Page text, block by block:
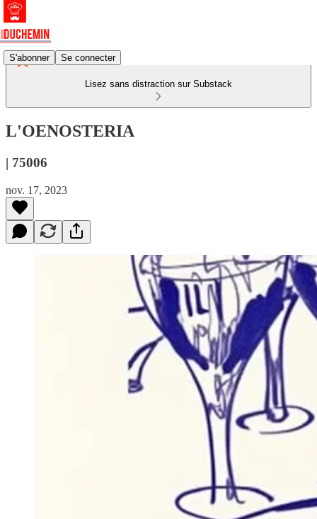
S'abonner Se connecter
Lisez sans distraction sur Substack
L'OENOSTERIA
| 75006
nov. 17, 2023